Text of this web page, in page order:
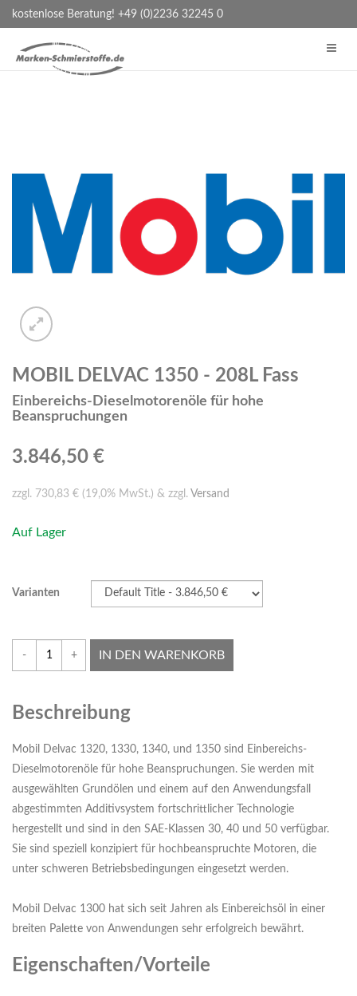
kostenlose Beratung! +49 (0)2236 32245 0
MOBIL DELVAC 1350 - 208L Fass
Einbereichs-Dieselmotorenöle für hohe
Beanspruchungen
3.846,50 €
zzgl. 730,83 € (19,0% MwSt.) & zzgl. Versand
Auf Lager
Varianten
- + IN DEN WARENKORB
Beschreibung
Mobil Delvac 1320, 1330, 1340, und 1350 sind Einbereichs-
Dieselmotorenöle für hohe Beanspruchungen. Sie werden mit
ausgewählten Grundölen und einem auf den Anwendungsfall
abgestimmten Additivsystem fortschrittlicher Technologie
hergestellt und sind in den SAE-Klassen 30, 40 und 50 verfügbar.
Sie sind speziell konzipiert für hochbeanspruchte Motoren, die
unter schweren Betriebsbedingungen eingesetzt werden.
Mobil Delvac 1300 hat sich seit Jahren als Einbereichsöl in einer
breiten Palette von Anwendungen sehr erfolgreich bewährt.
Eigenschaften/Vorteile